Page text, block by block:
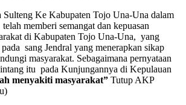
Sulteng Ke Kabupaten Tojo Una-Una dalam
memberi semangat dan kepuasan
di Kabupaten Tojo Una-Una, yang
sang Jendral yang menerapkan sikap
masyarakat. Sebagaimana pernyataan
itu pada Kunjungannya di Kepulauan
menyakiti masyarakat” Tutup AKP